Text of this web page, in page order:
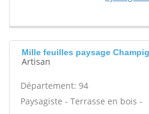
Mille feuilles paysage
Artisan
Département: 94
Paysagiste - Terrasse en bois -